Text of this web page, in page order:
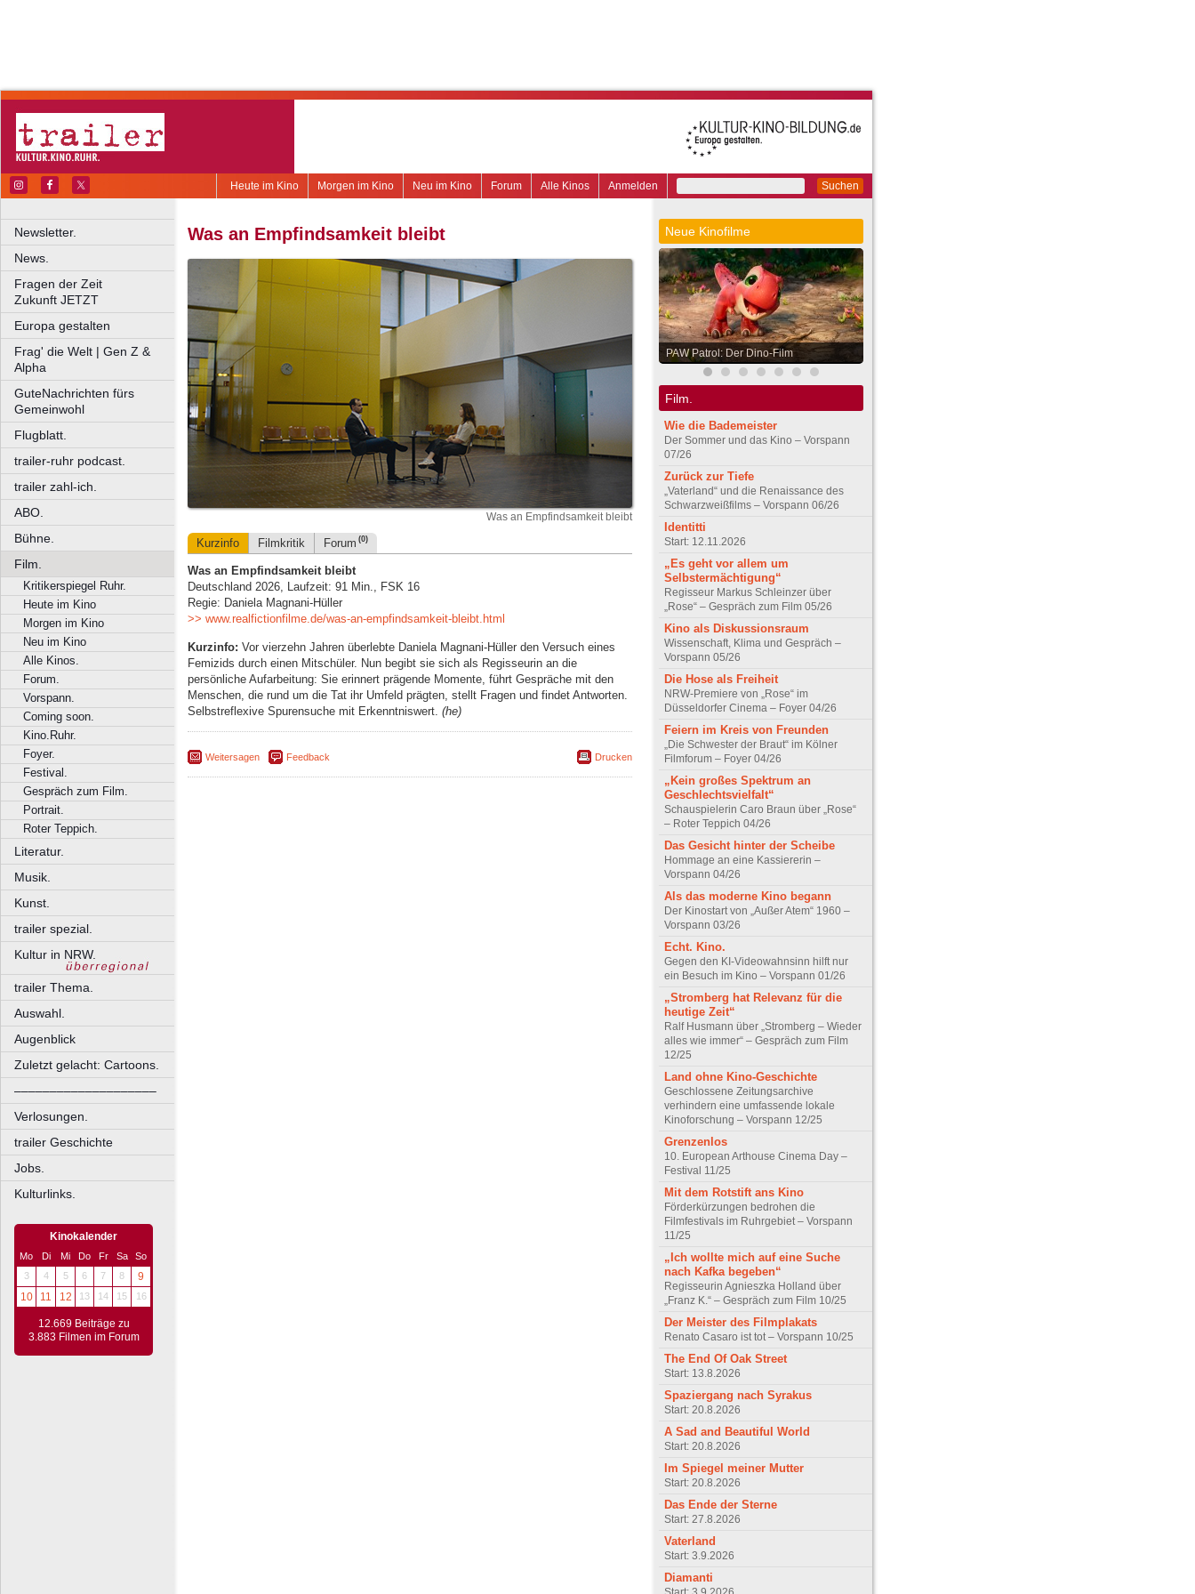
Suchen
Anmelden
Alle Kinos
Forum
Neu im Kino
Morgen im Kino
Heute im Kino
Newsletter.
News.
Fragen der Zeit
Zukunft JETZT
Europa gestalten
Frag' die Welt | Gen Z &
Alpha
GuteNachrichten fürs
Gemeinwohl
Flugblatt.
trailer-ruhr podcast.
trailer zahl-ich.
ABO.
Bühne.
Film.
Kritikerspiegel Ruhr.
Heute im Kino
Morgen im Kino
Neu im Kino
Alle Kinos.
Forum.
Vorspann.
Coming soon.
Kino.Ruhr.
Foyer.
Festival.
Gespräch zum Film.
Portrait.
Roter Teppich.
Literatur.
Musik.
Kunst.
trailer spezial.
Kultur in NRW.
trailer Thema.
Auswahl.
Augenblick
Zuletzt gelacht: Cartoons.
––––––––––––––––––––
Verlosungen.
trailer Geschichte
Jobs.
Kulturlinks.
Kinokalender
Mo Di Mi Do Fr Sa
So
3
4 5 6 7 8
9
10
11 12 13 14 15 16
12.669 Beiträge zu
3.883 Filmen im Forum
Was an Empfindsamkeit bleibt
Was an Empfindsamkeit bleibt
Kurzinfo Filmkritik Forum (0)
Was an Empfindsamkeit bleibt
Deutschland 2026, Laufzeit: 91 Min., FSK 16
Regie: Daniela Magnani-Hüller
>> www.realfictionfilme.de/was-an-empfindsamkeit-bleibt.html
Kurzinfo: Vor vierzehn Jahren überlebte Daniela Magnani-Hüller den Versuch eines
Femizids durch einen Mitschüler. Nun begibt sie sich als Regisseurin an die
persönliche Aufarbeitung: Sie erinnert prägende Momente, führt Gespräche mit den
Menschen, die rund um die Tat ihr Umfeld prägten, stellt Fragen und findet Antworten.
Selbstreflexive Spurensuche mit Erkenntniswert. (he)
Weitersagen Feedback Drucken
Neue Kinofilme
PAW Patrol: Der Dino-Film
Film.
Wie die Bademeister
Der Sommer und das Kino – Vorspann
07/26
Zurück zur Tiefe
„Vaterland“ und die Renaissance des
Schwarzweißfilms – Vorspann 06/26
Identitti
Start: 12.11.2026
„Es geht vor allem um
Selbstermächtigung“
Regisseur Markus Schleinzer über
„Rose“ – Gespräch zum Film 05/26
Kino als Diskussionsraum
Wissenschaft, Klima und Gespräch –
Vorspann 05/26
Die Hose als Freiheit
NRW-Premiere von „Rose“ im
Düsseldorfer Cinema – Foyer 04/26
Feiern im Kreis von Freunden
„Die Schwester der Braut“ im Kölner
Filmforum – Foyer 04/26
„Kein großes Spektrum an
Geschlechtsvielfalt“
Schauspielerin Caro Braun über „Rose“
– Roter Teppich 04/26
Das Gesicht hinter der Scheibe
Hommage an eine Kassiererin –
Vorspann 04/26
Als das moderne Kino begann
Der Kinostart von „Außer Atem“ 1960 –
Vorspann 03/26
Echt. Kino.
Gegen den KI-Videowahnsinn hilft nur
ein Besuch im Kino – Vorspann 01/26
„Stromberg hat Relevanz für die
heutige Zeit“
Ralf Husmann über „Stromberg – Wieder
alles wie immer“ – Gespräch zum Film
12/25
Land ohne Kino-Geschichte
Geschlossene Zeitungsarchive
verhindern eine umfassende lokale
Kinoforschung – Vorspann 12/25
Grenzenlos
10. European Arthouse Cinema Day –
Festival 11/25
Mit dem Rotstift ans Kino
Förderkürzungen bedrohen die
Filmfestivals im Ruhrgebiet – Vorspann
11/25
„Ich wollte mich auf eine Suche
nach Kafka begeben“
Regisseurin Agnieszka Holland über
„Franz K.“ – Gespräch zum Film 10/25
Der Meister des Filmplakats
Renato Casaro ist tot – Vorspann 10/25
The End Of Oak Street
Start: 13.8.2026
Spaziergang nach Syrakus
Start: 20.8.2026
A Sad and Beautiful World
Start: 20.8.2026
Im Spiegel meiner Mutter
Start: 20.8.2026
Das Ende der Sterne
Start: 27.8.2026
Vaterland
Start: 3.9.2026
Diamanti